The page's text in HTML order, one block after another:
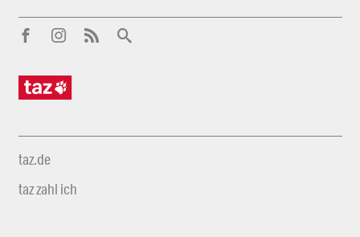
taz.de
taz zahl ich